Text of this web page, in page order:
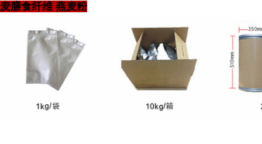
麦膳食纤维 燕麦粉